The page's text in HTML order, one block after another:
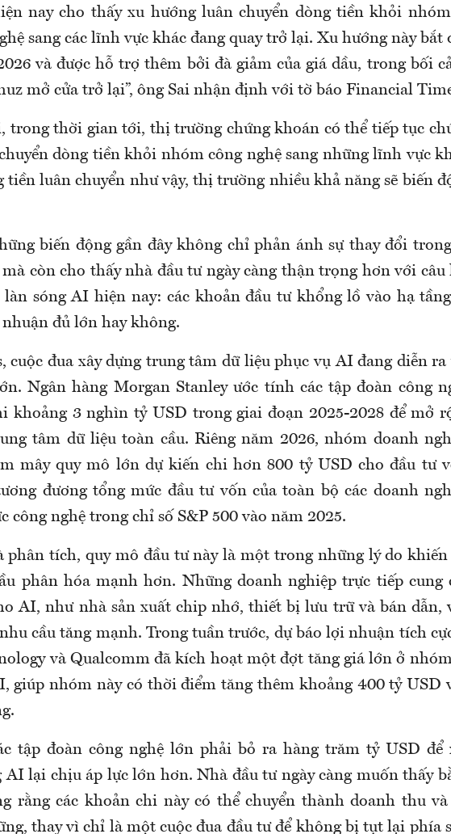
nay cho thấy xu hướng luân chuyển dòng tiền khỏi
sang các lĩnh vực khác đang quay trở lại. Xu hướng này bắt
và được hỗ trợ thêm bởi đà giảm của giá dầu, trong bối
mở cửa trở lại”, ông Sai nhận định với tờ báo Financial
trong thời gian tới, thị trường chứng khoán có thể tiếp tục
dòng tiền khỏi nhóm công nghệ sang những lĩnh vực
tiền luân chuyển như vậy, thị trường nhiều khả năng sẽ biến
biến động gần đây không chỉ phản ánh sự thay đổi
còn cho thấy nhà đầu tư ngày càng thận trọng hơn với câu
sóng AI hiện nay: các khoản đầu tư khổng lồ vào hạ
đủ lớn hay không.
cuộc đua xây dựng trung tâm dữ liệu phục vụ AI đang diễn ra
Ngân hàng Morgan Stanley ước tính các tập đoàn công
khoảng 3 nghìn tỷ USD trong giai đoạn 2025-2028 để mở
tâm dữ liệu toàn cầu. Riêng năm 2026, nhóm doanh
mây quy mô lớn dự kiến chi hơn 800 tỷ USD cho đầu tư
đương tổng mức đầu tư vốn của toàn bộ các doanh
công nghệ trong chỉ số S&P 500 vào năm 2025.
phân tích, quy mô đầu tư này là một trong những lý do
phân hóa mạnh hơn. Những doanh nghiệp trực tiếp cung
AI, như nhà sản xuất chip nhớ, thiết bị lưu trữ và bán dẫn,
cầu tăng mạnh. Trong tuần trước, dự báo lợi nhuận tích
và Qualcomm đã kích hoạt một đợt tăng giá lớn ở
giúp nhóm này có thời điểm tăng thêm khoảng 400 tỷ USD
tập đoàn công nghệ lớn phải bỏ ra hàng trăm tỷ USD để
AI lại chịu áp lực lớn hơn. Nhà đầu tư ngày càng muốn thấy
rằng các khoản chi này có thể chuyển thành doanh thu
thay vì chỉ là một cuộc đua đầu tư để không bị tụt lại phía